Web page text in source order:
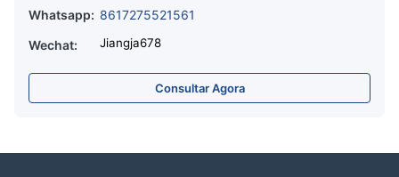
Whatsapp: 8617275521561
Wechat:
Jiangja678
Consultar Agora